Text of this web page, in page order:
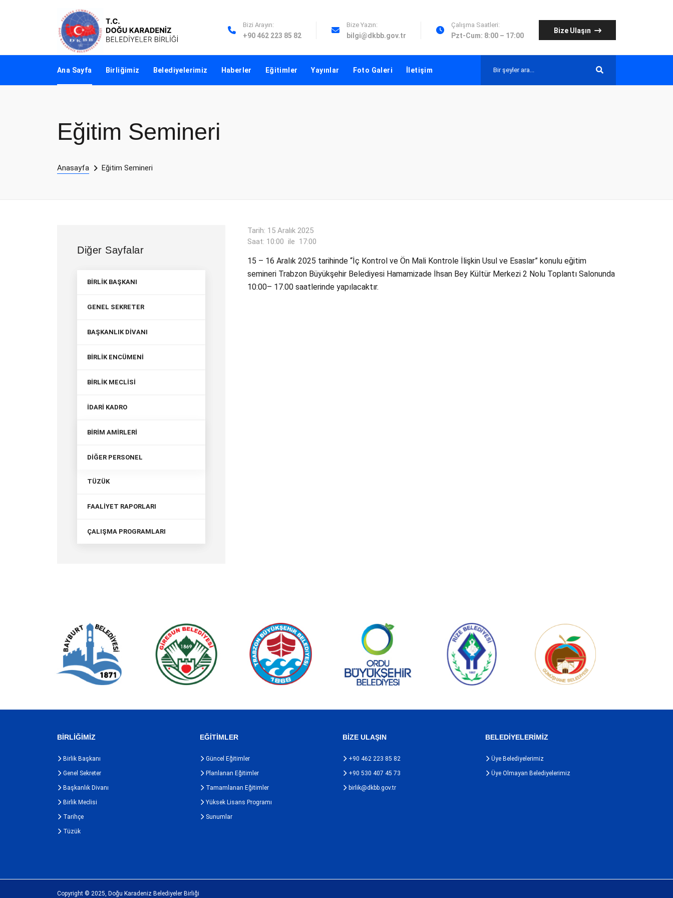
Bizi Arayın:
+90 462 223 85 82
Bize Yazın:
bilgi@dkbb.gov.tr
Çalışma Saatleri:
Pzt-Cum: 8:00 – 17:00
Bize Ulaşın
Ana Sayfa Birliğimiz Belediyelerimiz Haberler Eğitimler Yayınlar Foto Galeri İletişim
Eğitim Semineri
Anasayfa Eğitim Semineri
Diğer Sayfalar
BİRLİK BAŞKANI
GENEL SEKRETER
BAŞKANLIK DİVANI
BİRLİK ENCÜMENİ
BİRLİK MECLİSİ
İDARİ KADRO
BİRİM AMİRLERİ
DİĞER PERSONEL
TÜZÜK
FAALİYET RAPORLARI
ÇALIŞMA PROGRAMLARI
Tarih: 15 Aralık 2025
Saat: 10:00 ile 17:00
15 – 16 Aralık 2025 tarihinde “İç Kontrol ve Ön Mali Kontrole İlişkin Usul ve Esaslar” konulu eğitim
semineri Trabzon Büyükşehir Belediyesi Hamamizade İhsan Bey Kültür Merkezi 2 Nolu Toplantı Salonunda
10:00– 17.00 saatlerinde yapılacaktır.
BİRLİĞİMİZ
Birlik Başkanı
Genel Sekreter
Başkanlık Divanı
Birlik Meclisi
Tarihçe
Tüzük
EĞİTİMLER
Güncel Eğitimler
Planlanan Eğitimler
Tamamlanan Eğitimler
Yüksek Lisans Programı
Sunumlar
BİZE ULAŞIN
+90 462 223 85 82
+90 530 407 45 73
birlik@dkbb.gov.tr
BELEDİYELERİMİZ
Üye Belediyelerimiz
Üye Olmayan Belediyelerimiz
Copyright © 2025, Doğu Karadeniz Belediyeler Birliği